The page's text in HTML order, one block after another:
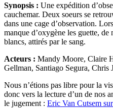
Synopsis : Une expédition
cauchemar. Deux soeurs se
dans une cage d’observation.
manque d’oxygène les guette, de
blancs, attirés par le sang.
Acteurs : Mandy Moore, Claire
Gellman, Santiago Segura, Chris
Nous n’étions pas libre pour la
donc vers la lecture d’un de nos
le jugement : Eric Van Cutsem